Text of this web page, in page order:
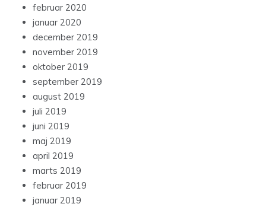
februar 2020
januar 2020
december 2019
november 2019
oktober 2019
september 2019
august 2019
juli 2019
juni 2019
maj 2019
april 2019
marts 2019
februar 2019
januar 2019